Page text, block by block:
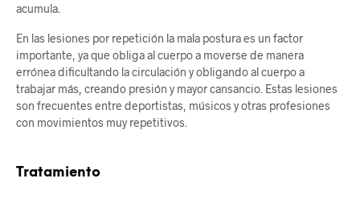
acumula.
En las lesiones por repetición la mala postura es un factor
importante, ya que obliga al cuerpo a moverse de manera
errónea dificultando la circulación y obligando al cuerpo a
trabajar más, creando presión y mayor cansancio. Estas lesiones
son frecuentes entre deportistas, músicos y otras profesiones
con movimientos muy repetitivos.
Tratamiento